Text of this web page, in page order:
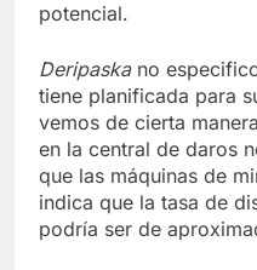
potencial.
Deripaskano
tiene planificada para
vemos de cierta
en la central de daros
que las máquinas de
indica que la tasa de
podría ser de